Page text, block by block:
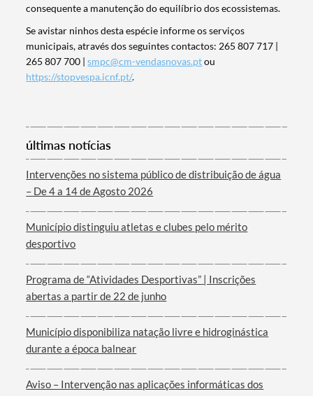
Termo de Pesquisa
Categorias gerais
consequente a manutenção do equilíbrio dos ecossistemas.
Se avistar ninhos desta espécie informe os serviços
municipais, através dos seguintes contactos: 265 807 717 |
265 807 700 |smpc@cm-vendasnovas.ptou
https://stopvespa.icnf.pt/.
últimas notícias
Intervenções no sistema público de distribuição de água
– De 4 a 14 de Agosto 2026
Município distinguiu atletas e clubes pelo mérito
desportivo
Programa de “Atividades Desportivas” | Inscrições
abertas a partir de 22 de junho
Município disponibiliza natação livre e hidroginástica
durante a época balnear
Aviso – Intervenção nas aplicações informáticas dos